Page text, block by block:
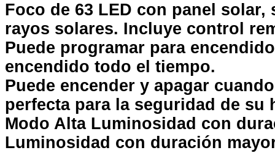
Foco de 63 LED con panel
rayos solares. Incluye control
Puede programar para
encendido todo el tiempo.
Puede encender y apagar
perfecta para la seguridad de su
Modo Alta Luminosidad con
Luminosidad con duración